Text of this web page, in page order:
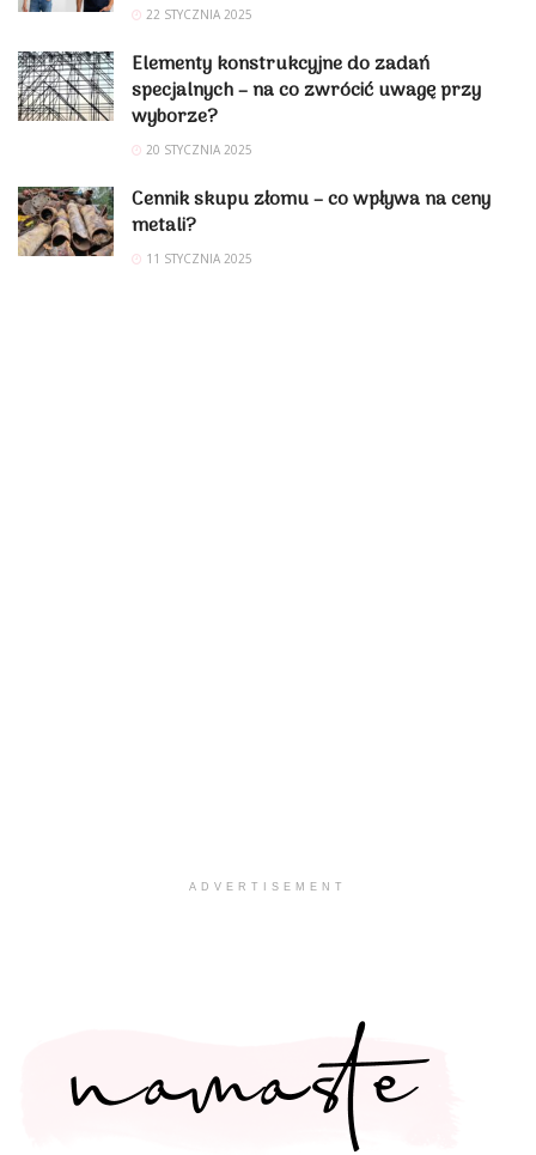
22 STYCZNIA 2025
Elementy konstrukcyjne do zadań
specjalnych – na co zwrócić uwagę przy
wyborze?
20 STYCZNIA 2025
Cennik skupu złomu – co wpływa na ceny
metali?
11 STYCZNIA 2025
ADVERTISEMENT